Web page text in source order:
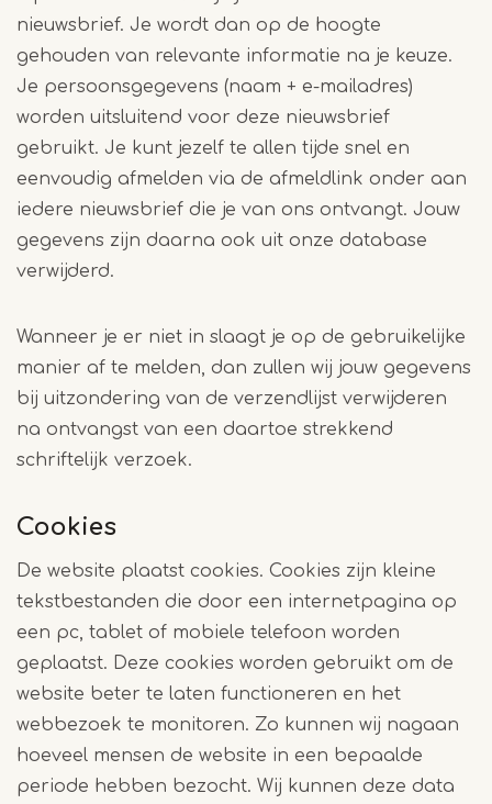
nieuwsbrief. Je wordt dan op de hoogte
gehouden van relevante informatie na je keuze.
Je persoonsgegevens (naam + e-mailadres)
worden uitsluitend voor deze nieuwsbrief
gebruikt. Je kunt jezelf te allen tijde snel en
eenvoudig afmelden via de afmeldlink onder aan
iedere nieuwsbrief die je van ons ontvangt. Jouw
gegevens zijn daarna ook uit onze database
verwijderd.
Wanneer je er niet in slaagt je op de gebruikelijke
manier af te melden, dan zullen wij jouw gegevens
bij uitzondering van de verzendlijst verwijderen
na ontvangst van een daartoe strekkend
schriftelijk verzoek.
Cookies
De website plaatst cookies. Cookies zijn kleine
tekstbestanden die door een internetpagina op
een pc, tablet of mobiele telefoon worden
geplaatst. Deze cookies worden gebruikt om de
website beter te laten functioneren en het
webbezoek te monitoren. Zo kunnen wij nagaan
hoeveel mensen de website in een bepaalde
periode hebben bezocht. Wij kunnen deze data